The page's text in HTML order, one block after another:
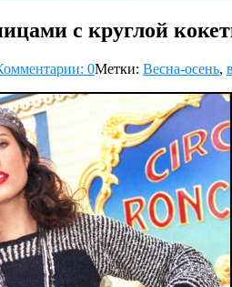
с круглой
0Метки: Весна-осень,